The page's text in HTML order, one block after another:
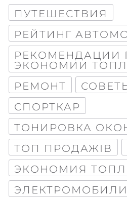
ПУТЕШЕСТВИЯ
РЕЙТИНГ
РЕКОМЕНДАЦИИ
ЭКОНОМИИ
РЕМОНТ
СПОРТКАР
ТОНИРОВКА
ТОП ПРОДАЖІВ
ЭКОНОМИЯ
ЭЛЕКТРОМОБИЛИ